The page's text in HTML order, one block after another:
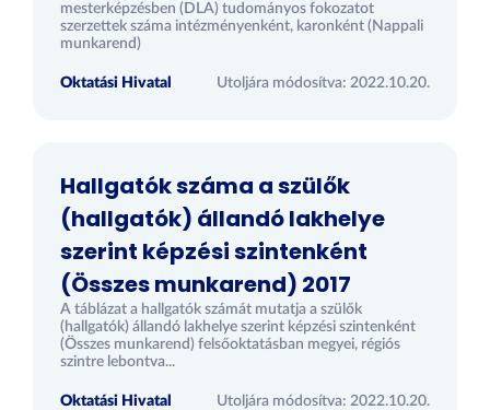
mesterképzésben (DLA) tudományos fokozatot
szerzettek száma intézményenként, karonként (Nappali
munkarend)
Oktatási Hivatal Utoljára módosítva: 2022.10.20.
Hallgatók száma a szülők
(hallgatók) állandó lakhelye
szerint képzési szintenként
(Összes munkarend) 2017
A táblázat a hallgatók számát mutatja a szülők
(hallgatók) állandó lakhelye szerint képzési szintenként
(Összes munkarend) felsőoktatásban megyei, régiós
szintre lebontva...
Oktatási Hivatal Utoljára módosítva: 2022.10.20.